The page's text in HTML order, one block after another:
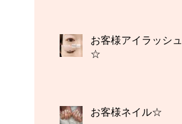
お客様アイラッシュ
☆
お客様ネイル☆